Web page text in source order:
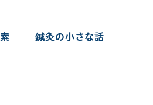
鍼灸の小さな話